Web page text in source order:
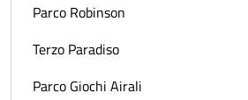
Parco Robinson
Terzo Paradiso
Parco Giochi Airali